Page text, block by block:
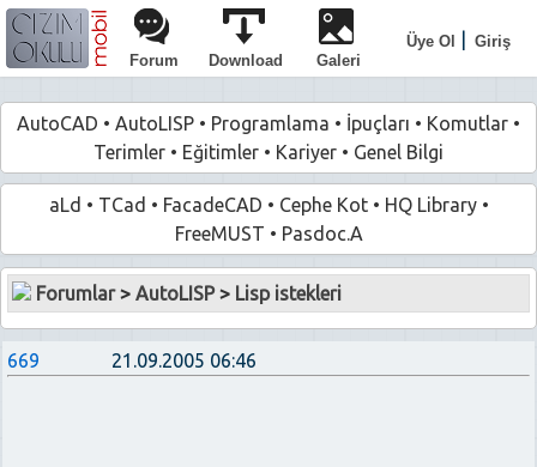
Üye Ol
Giriş
Forum
Download Galeri
AutoCAD • AutoLISP • Programlama • İpuçları • Komutlar •
Terimler • Eğitimler • Kariyer • Genel Bilgi
aLd • TCad • FacadeCAD • Cephe Kot• HQ Library•
FreeMUST • Pasdoc.A
Forumlar>AutoLISP> Lisp istekleri
669 21.09.2005 06:46